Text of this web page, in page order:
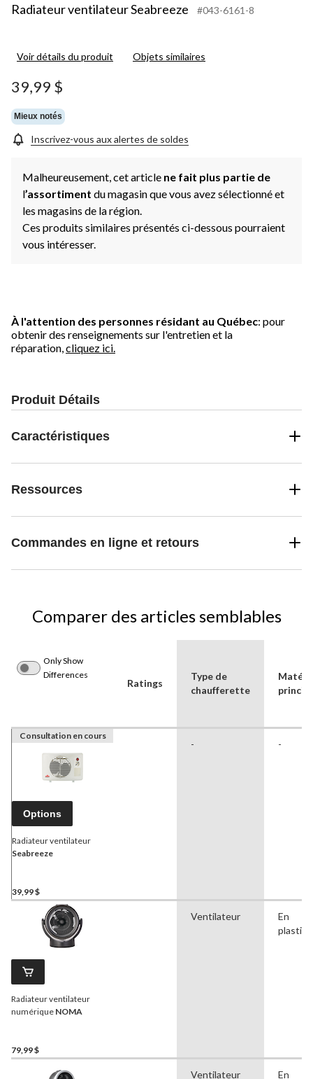
Radiateur ventilateur Seabreeze #043-6161-8
Voir détails du produit Objets similaires
39,99 $
Mieux notés
Inscrivez-vous aux alertes de soldes
Malheureusement, cet article ne fait plus partie de
l’assortiment du magasin que vous avez sélectionné et
les magasins de la région.
Ces produits similaires présentés ci-dessous pourraient
vous intéresser.
À l'attention des personnes résidant au Québec: pour
obtenir des renseignements sur l'entretien et la
réparation, cliquez ici.
Produit Détails
Caractéristiques
Ressources
Commandes en ligne et retours
Comparer des articles semblables
Only Show
Differences
Ratings
Type de
chaufferette
Consultation en cours
Options
Radiateur ventilateur
Seabreeze
39,99 $
- -
Radiateur ventilateur
numérique NOMA
79,99 $
Ventilateur
En
Ventilateur En